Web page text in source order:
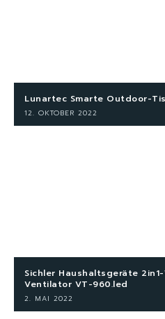
Lunartec Smarte Outdoor-
12. OKTOBER 2022
Sichler Haushaltsgeräte
Ventilator VT-960.led
2. MAI 2022